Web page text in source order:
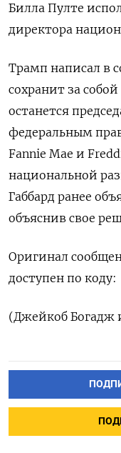
Билла Пулте
‌директора
Трамп написал ‌в
‌сохранит за
останется
федеральным
Fannie Mae ‌и
национальной
Габбард ранее
объяснив ⁠свое
Оригинал
доступен по коду:
(Джейкоб ​Богадж